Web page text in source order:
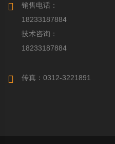
销售电话：
18233187884
技术咨询：
18233187884
传真：0312-3221891